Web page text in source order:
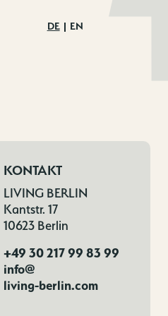
DE EN
KONTAKT
LIVING BERLIN
Kantstr. 17
10623 Berlin
+49 30 217 99 83 99
info@
living-berlin.com